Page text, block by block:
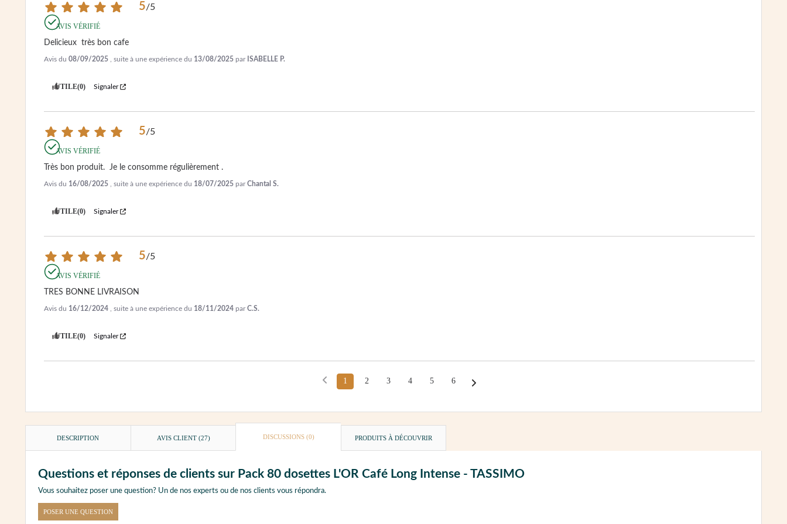
5/5
AVIS VÉRIFIÉ
Delicieux  très bon cafe
Avis du 08/09/2025 , suite à une expérience du 13/08/2025 par ISABELLE P.
UTILE(0) Signaler
5/5
AVIS VÉRIFIÉ
Très bon produit.  Je le consomme régulièrement .
Avis du 16/08/2025 , suite à une expérience du 18/07/2025 parChantal S.
UTILE(0) Signaler
5/5
AVIS VÉRIFIÉ
TRES BONNE LIVRAISON
Avis du 16/12/2024 , suite à une expérience du 18/11/2024 parC.S.
UTILE(0) Signaler
1 2 3 4 5 6
DESCRIPTION AVIS CLIENT (27) DISCUSSIONS (0) PRODUITS À DÉCOUVRIR
Questions et réponses de clients sur Pack 80 dosettes L'OR Café Long Intense - TASSIMO
Vous souhaitez poser une question? Un de nos experts ou de nos clients vous répondra.
POSER UNE QUESTION